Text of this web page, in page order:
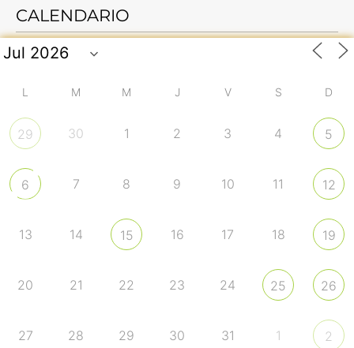
CALENDARIO
L M M J V S D
29 30 1 2 3 4 5
6 7 8 9 10 11 12
13 14 15 16 17 18 19
20 21 22 23 24 25 26
27 28 29 30 31 1 2